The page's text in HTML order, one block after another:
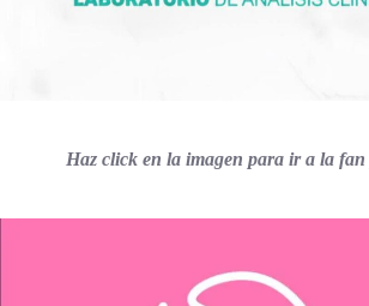
Haz click en la imagen para ir a la fan